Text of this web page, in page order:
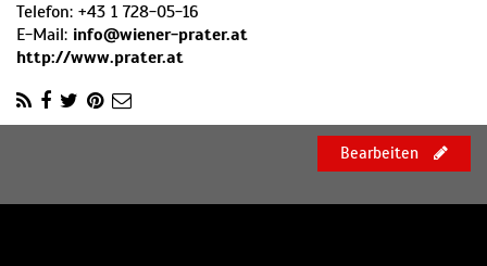
Telefon: +43 1 728-05-16
E-Mail: info@wiener-prater.at
http://www.prater.at
Bearbeiten